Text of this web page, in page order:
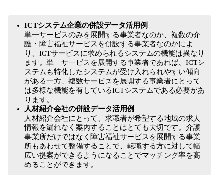
ICTシステム企業の併設データ活用例
単一サービスのみを展開する事業者なのか、複数の介
護・障害福祉サービスを併設する事業者なのかによ
り、ICTサービスに求められるシステムの機能は異なり
ます。単一サービスを展開する事業者であれば、ICTシ
ステムも特化したシステムが受け入れられやすい傾向
がある一方、複数サービスを展開する事業者にとって
は多様な機能を有しているICTシステムである必要があ
ります。
人材紹介会社の併設データ活用例
人材紹介会社にとって、求職者が希望する地域の求人
情報を漏れなく案内することはとても大切です。介護
事業所だけではなく障害福祉サービスを展開する事業
所もあわせて整備することで、転職する方に対して幅
広い提案ができるようになることでマッチング率を高
めることができます。